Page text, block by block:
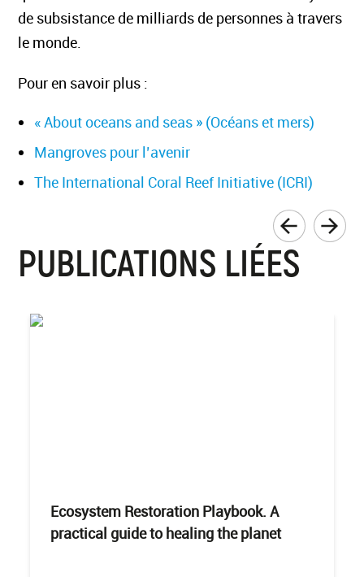
de subsistance de milliards de personnes à travers
le monde.
Pour en savoir plus :
« About oceans and seas » (Océans et mers)
Mangroves pour l’avenir
The International Coral Reef Initiative (ICRI)
PUBLICATIONS LIÉES
Ecosystem Restoration Playbook. A
practical guide to healing the planet